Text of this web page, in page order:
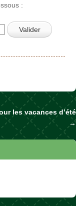
:
les vacances d’été
→